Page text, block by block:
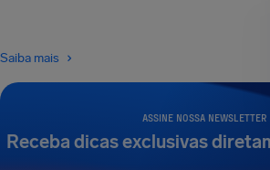
ASSINE NOSSA NEWSLETTER
Receba dicas exclusivas
Saiba mais